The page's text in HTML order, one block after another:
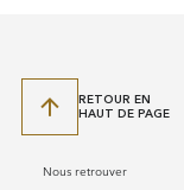
RETOUR EN
HAUT DE PAGE
Nous retrouver